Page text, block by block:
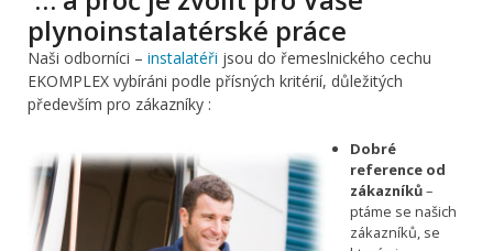
plynoinstalatérské práce
Naši odborníci – instalatéři jsou do řemeslnického cechu
EKOMPLEX vybíráni podle přísných kritérií, důležitých
především pro zákazníky :
Dobré
reference od
zákazníků–
ptáme se našich
zákazníků, se